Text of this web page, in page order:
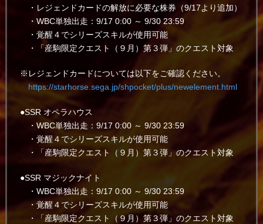
・レジェンドカードの解放に必要な株券（9/17より追加）
・WBC単独出走：9/17 0:00 ～ 9/30 23:59
・覚醒４でシリーズスキルが使用可能
・「産駒限定クエスト（９月）第３弾」のクエスト対象
※レジェンドカードについては以下をご確認ください。
https://starhorse.sega.jp/shpocket/plus/newelement.html
●SSR オペラハウス
・WBC単独出走：9/17 0:00 ～ 9/30 23:59
・覚醒４でシリーズスキルが使用可能
・「産駒限定クエスト（９月）第３弾」のクエスト対象
●SSR マジックナイト
・WBC単独出走：9/17 0:00 ～ 9/30 23:59
・覚醒４でシリーズスキルが使用可能
・「産駒限定クエスト（９月）第３弾」のクエスト対象